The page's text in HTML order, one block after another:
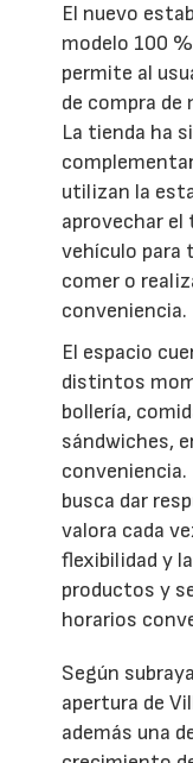
El nuevo
modelo 100
permite al
de compra de
La tienda ha
utilizan la
aprovechar el
vehículo para
comer o
conveniencia.
El espacio
distintos
bollería,
sándwiches,
conveniencia.
busca dar
valora cada
flexibilidad y
productos y
horarios
Según
apertura de
además una